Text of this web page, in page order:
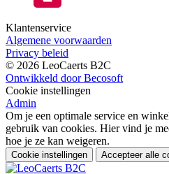
Klantenservice
Algemene voorwaarden
Privacy beleid
© 2026 LeoCaerts B2C
Ontwikkeld door Becosoft
Cookie instellingen
Admin
Om je een optimale service en
gebruik van cookies. Hier vind je
hoe je ze kan weigeren.
Cookie instellingen Accepteer alle